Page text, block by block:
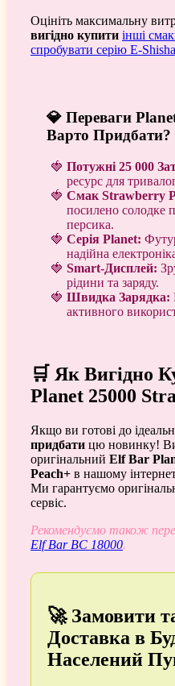
Оцініть максимальну
вигідно купити інші
спробувати серію E-
💎 Переваги
Варто Придбати?
Потужні 25 000
ресурс для
Смак Strawberry
посилено солодке
персика.
Серія Planet:
надійна
Smart-Дисплей:
рідини та заряду.
Швидка Зарядка:
активного
🛒 Як Вигідно
Planet 25000
Якщо ви готові до
придбати цю новинку!
оригінальний Elf Bar
Peach+ в нашому
Ми гарантуємо
сервіс.
Рекомендуємо також
Elf Bar BC 18000.
🚀 Замовити
Доставка в
Населений